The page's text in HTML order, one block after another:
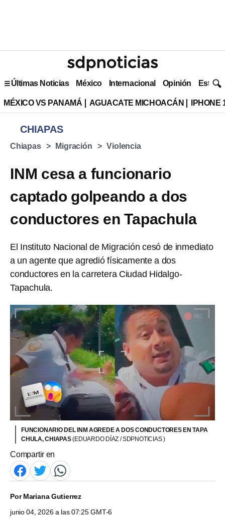
Últimas Noticias México Internacional Opinión Estilo
MÉXICO VS PANAMÁ AGUACATE MICHOACÁN IPHONE
CHIAPAS
Chiapas Migración Violencia
INM cesa a funcionario
captado golpeando a dos
conductores en Tapachula
El Instituto Nacional de Migración cesó de inmediato
a un agente que agredió físicamente a dos
conductores en la carretera Ciudad Hidalgo-
Tapachula.
FUNCIONARIO DEL INM AGREDE A DOS CONDUCTORES EN TAPA
CHULA, CHIAPAS(EDUARDO DÍAZ / SDPNOTICIAS )
Compartir en
PorMariana Gutierrez
junio 04, 2026 a las 07:25 GMT-6